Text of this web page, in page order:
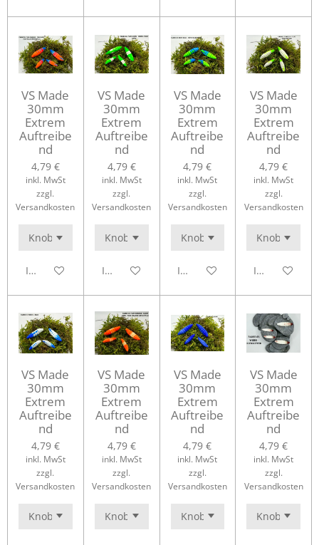
VS Made
30mm
Extrem
Auftreibe
nd
4,79 €
inkl. MwSt
zzgl.
Versandkosten
In den Warenkorb
VS Made
30mm
Extrem
Auftreibe
nd
4,79 €
inkl. MwSt
zzgl.
Versandkosten
In den Warenkorb
VS Made
30mm
Extrem
Auftreibe
nd
4,79 €
inkl. MwSt
zzgl.
Versandkosten
In den Warenkorb
VS Made
30mm
Extrem
Auftreibe
nd
4,79 €
inkl. MwSt
zzgl.
Versandkosten
In den
VS Made
30mm
Extrem
Auftreibe
nd
4,79 €
inkl. MwSt
zzgl.
Versandkosten
VS Made
30mm
Extrem
Auftreibe
nd
4,79 €
inkl. MwSt
zzgl.
Versandkosten
VS Made
30mm
Extrem
Auftreibe
nd
4,79 €
inkl. MwSt
zzgl.
Versandkosten
VS Made
30mm
Extrem
Auftreibe
nd
4,79 €
inkl. MwSt
zzgl.
Versandkosten